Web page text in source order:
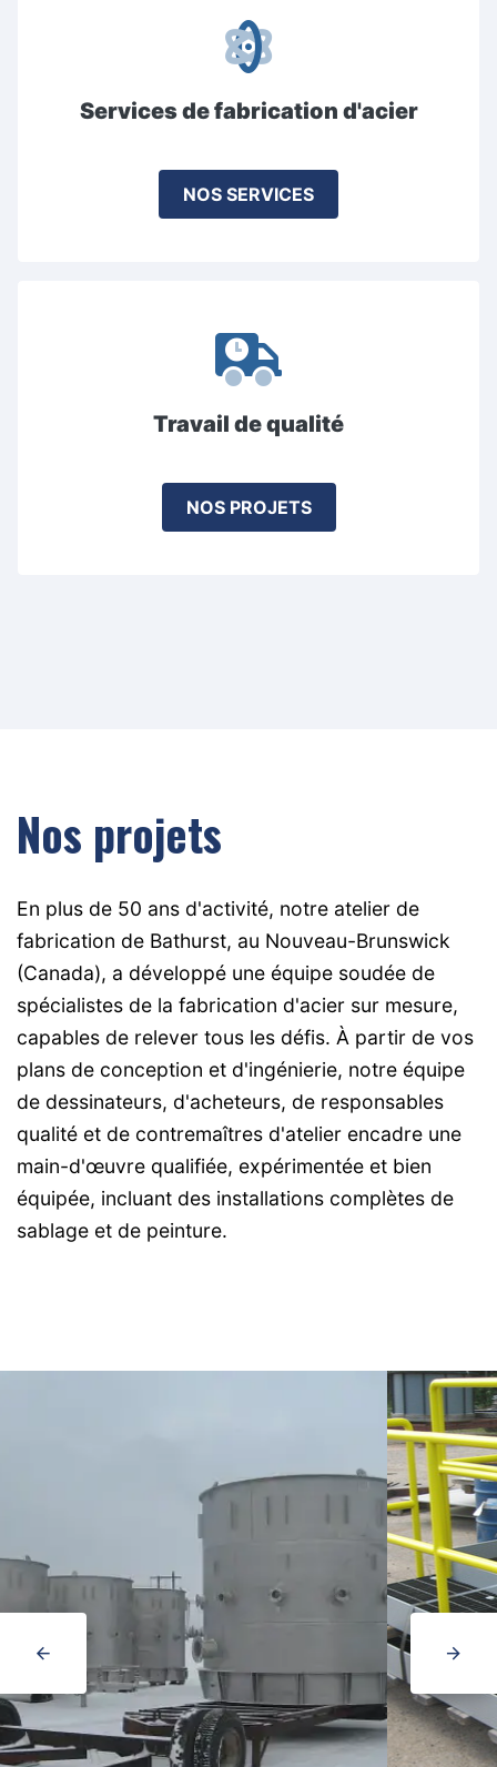
Services de fabrication d'acier
NOS SERVICES
Travail de qualité
NOS PROJETS
Nos projets
En plus de 50 ans d'activité, notre atelier de
fabrication de Bathurst, au Nouveau-Brunswick
(Canada), a développé une équipe soudée de
spécialistes de la fabrication d'acier sur mesure,
capables de relever tous les défis. À partir de vos
plans de conception et d'ingénierie, notre équipe
de dessinateurs, d'acheteurs, de responsables
qualité et de contremaîtres d'atelier encadre une
main-d'œuvre qualifiée, expérimentée et bien
équipée, incluant des installations complètes de
sablage et de peinture.